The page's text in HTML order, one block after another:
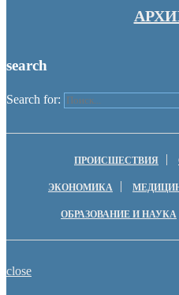
search
Search for:
ПРОИСШЕСТВИЯ
ЭКОНОМИКА
ОБРАЗОВАНИЕ И НАУКА
close